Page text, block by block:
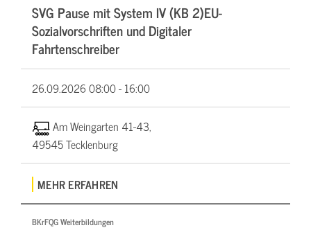
SVG Pause mit System IV (KB 2)EU-
Sozialvorschriften und Digitaler
Fahrtenschreiber
26.09.202608:00 - 16:00
Am Weingarten 41-43,
49545 Tecklenburg
MEHR ERFAHREN
BKrFQG Weiterbildungen